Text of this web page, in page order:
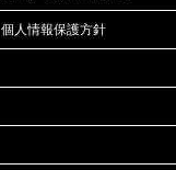
個人情報保護方針